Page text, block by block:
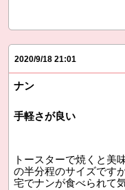
2020/9/18 21:01
ナン
手軽さが良い
トースターで焼くと美
の半分程のサイズです
宅でナンが食べられて